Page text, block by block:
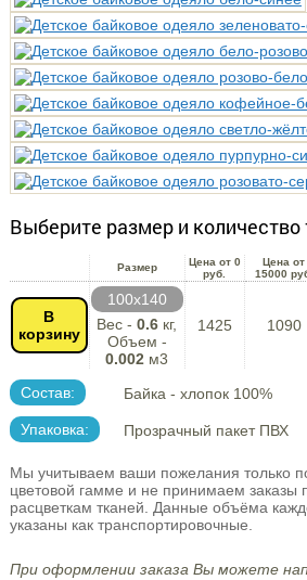
Выберите размер и количество
Размер
Цена от 0
руб.
Цена от
15000
В
корзину
100х140
Вес -0.6 кг,
Объем -
0.002 м3
1425 1090
Состав: Байка - хлопок 100%
Упаковка: Прозрачный пакет ПВХ
Мы учитываем ваши пожелания только
цветовой гамме и не принимаем заказы
расцветкам тканей. Данные объёма
указаны как транспортировочные.
При оформлении заказа Вы можете